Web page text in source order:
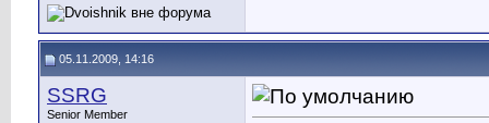
05.11.2009, 14:16
SSRG
Senior Member